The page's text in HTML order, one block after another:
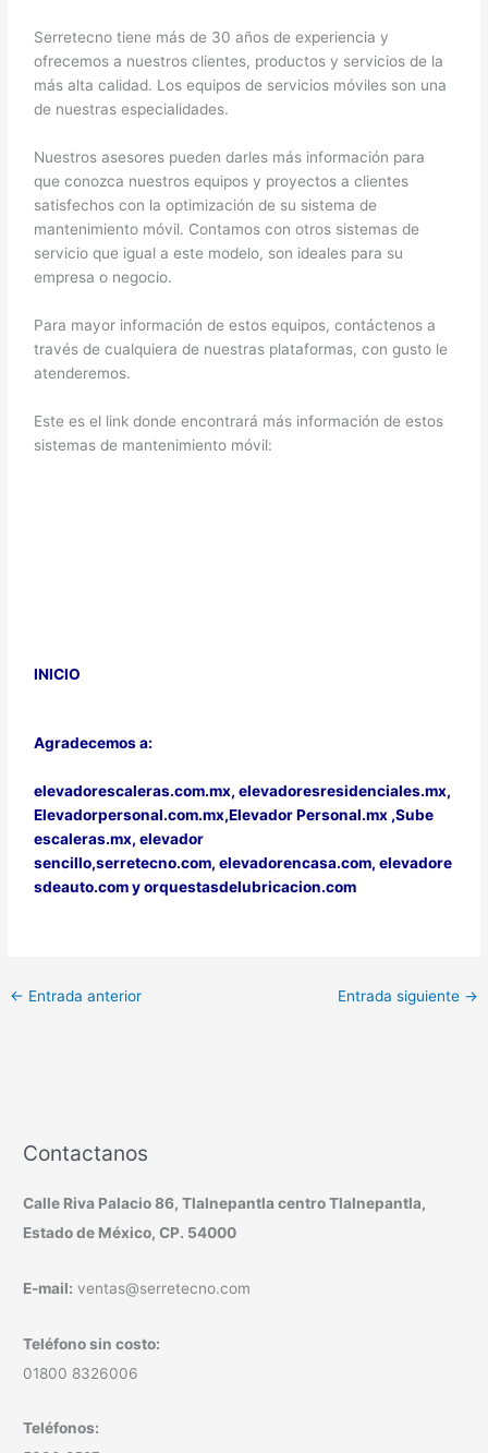
Serretecno tiene más de 30 años de experiencia y
ofrecemos a nuestros clientes, productos y servicios de la
más alta calidad. Los equipos de servicios móviles son una
de nuestras especialidades.
Nuestros asesores pueden darles más información para
que conozca nuestros equipos y proyectos a clientes
satisfechos con la optimización de su sistema de
mantenimiento móvil. Contamos con otros sistemas de
servicio que igual a este modelo, son ideales para su
empresa o negocio.
Para mayor información de estos equipos, contáctenos a
través de cualquiera de nuestras plataformas, con gusto le
atenderemos.
Este es el link donde encontrará más información de estos
sistemas de mantenimiento móvil:
INICIO
Agradecemos a:
elevadorescaleras.com.mx,elevadoresresidenciales.mx,
Elevadorpersonal.com.mx,Elevador Personal.mx ,Sube
escaleras.mx,elevador
sencillo,serretecno.com, elevadorencasa.com, elevadore
sdeauto.comyorquestasdelubricacion.com
← Entrada anterior Entrada siguiente →
Contactanos
Calle Riva Palacio 86, Tlalnepantla centro Tlalnepantla,
Estado de México, CP. 54000
E-mail: ventas@serretecno.com
Teléfono sin costo:
01800 8326006
Teléfonos: